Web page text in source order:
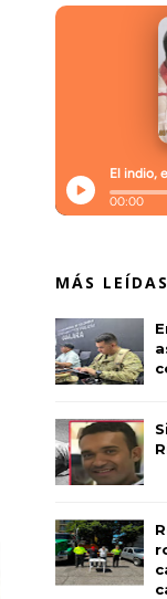
MÁS